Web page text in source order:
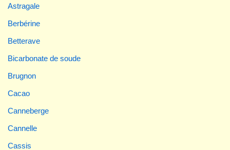
Astragale
Berbérine
Betterave
Bicarbonate de soude
Brugnon
Cacao
Canneberge
Cannelle
Cassis